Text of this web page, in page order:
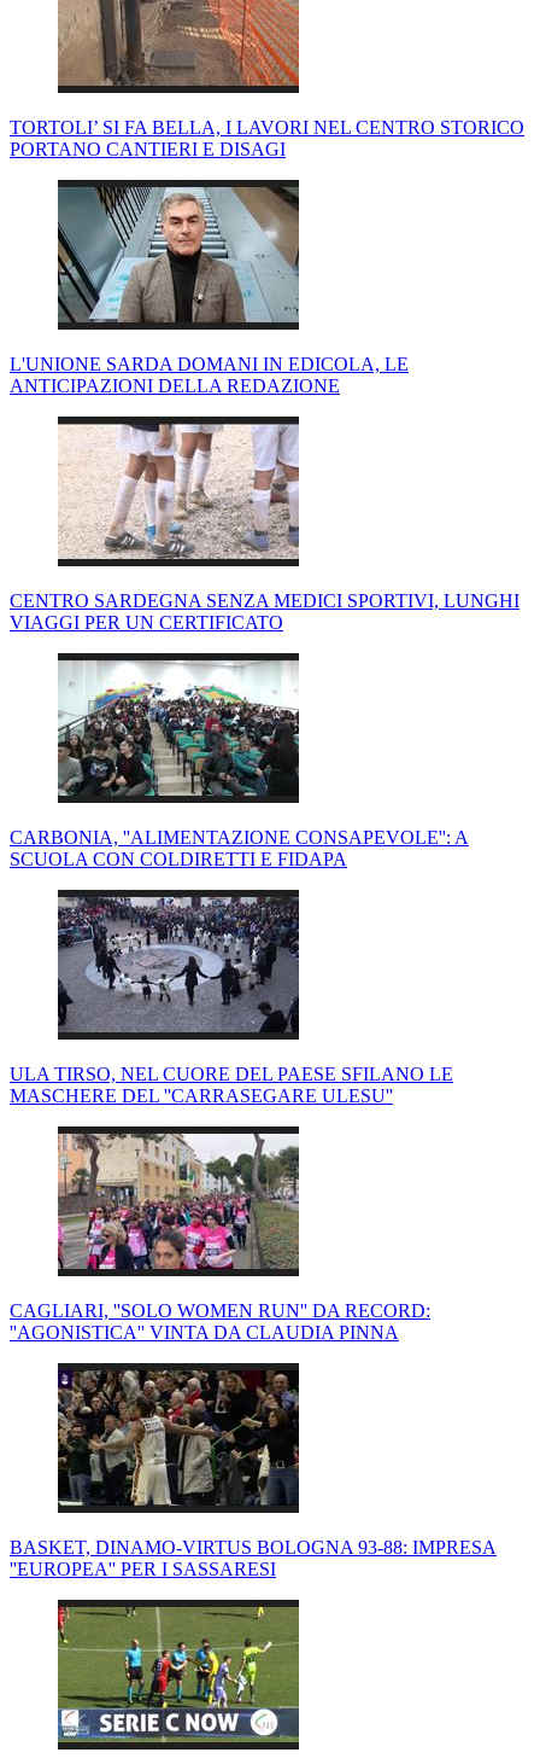
TORTOLI’ SI FA BELLA, I LAVORI NEL CENTRO STORICO
PORTANO CANTIERI E DISAGI
L'UNIONE SARDA DOMANI IN EDICOLA, LE
ANTICIPAZIONI DELLA REDAZIONE
CENTRO SARDEGNA SENZA MEDICI SPORTIVI, LUNGHI
VIAGGI PER UN CERTIFICATO
CARBONIA, ''ALIMENTAZIONE CONSAPEVOLE'': A
SCUOLA CON COLDIRETTI E FIDAPA
ULA TIRSO, NEL CUORE DEL PAESE SFILANO LE
MASCHERE DEL ''CARRASEGARE ULESU''
CAGLIARI, ''SOLO WOMEN RUN'' DA RECORD:
''AGONISTICA'' VINTA DA CLAUDIA PINNA
BASKET, DINAMO-VIRTUS BOLOGNA 93-88: IMPRESA
''EUROPEA'' PER I SASSARESI